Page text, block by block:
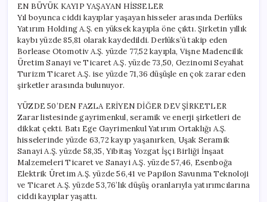
EN BÜYÜK KAYIP YAŞAYAN HİSSELER
Yıl boyunca ciddi kayıplar yaşayan hisseler arasında Derlüks
Yatırım Holding A.Ş. en yüksek kayıpla öne çıktı. Şirketin yıllık
kaybı yüzde 85,81 olarak kaydedildi. Derlüks’ü takip eden
Borlease Otomotiv A.Ş. yüzde 77,52 kayıpla, Vişne Madencilik
Üretim Sanayi ve Ticaret A.Ş. yüzde 73,50, Gezinomi Seyahat
Turizm Ticaret A.Ş. ise yüzde 71,36 düşüşle en çok zarar eden
şirketler arasında bulunuyor.
YÜZDE 50’DEN FAZLA ERİYEN DİĞER DEV ŞİRKETLER
Zarar listesinde gayrimenkul, seramik ve enerji şirketleri de
dikkat çekti. Batı Ege Gayrimenkul Yatırım Ortaklığı A.Ş.
hisselerinde yüzde 63,72 kayıp yaşanırken, Uşak Seramik
Sanayi A.Ş. yüzde 58,35, Yibitaş Yozgat İşçi Birliği İnşaat
Malzemeleri Ticaret ve Sanayi A.Ş. yüzde 57,46, Esenboğa
Elektrik Üretim A.Ş. yüzde 56,41 ve Papilon Savunma Teknoloji
ve Ticaret A.Ş. yüzde 53,76’lık düşüş oranlarıyla yatırımcılarına
ciddi kayıplar yaşattı.